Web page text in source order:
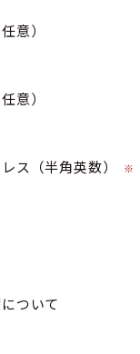
任意）
任意）
ス（半角英数） ※
ついて